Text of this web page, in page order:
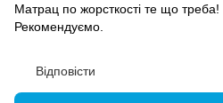
Матрац по жорсткості те що
Рекомендуємо.
Відповісти